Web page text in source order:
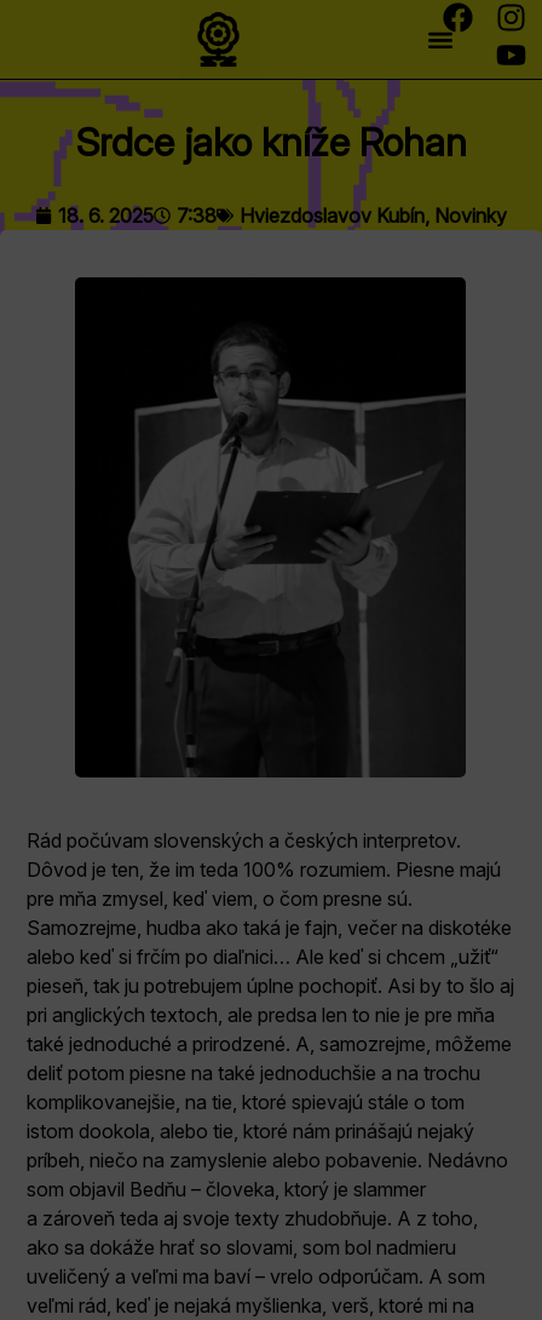
Srdce jako kníže Rohan
18. 6. 2025 7:38 Hviezdoslavov Kubín, Novinky
Rád počúvam slovenských a českých interpretov.
Dôvod je ten, že im teda 100% rozumiem. Piesne majú
pre mňa zmysel, keď viem, o čom presne sú.
Samozrejme, hudba ako taká je fajn, večer na diskotéke
alebo keď si frčím po diaľnici… Ale keď si chcem „užiť“
pieseň, tak ju potrebujem úplne pochopiť. Asi by to šlo aj
pri anglických textoch, ale predsa len to nie je pre mňa
také jednoduché a prirodzené. A, samozrejme, môžeme
deliť potom piesne na také jednoduchšie a na trochu
komplikovanejšie, na tie, ktoré spievajú stále o tom
istom dookola, alebo tie, ktoré nám prinášajú nejaký
príbeh, niečo na zamyslenie alebo pobavenie. Nedávno
som objavil Bedňu – človeka, ktorý je slammer
a zároveň teda aj svoje texty zhudobňuje. A z toho,
ako sa dokáže hrať so slovami, som bol nadmieru
uveličený a veľmi ma baví – vrelo odporúčam. A som
veľmi rád, keď je nejaká myšlienka, verš, ktoré mi na